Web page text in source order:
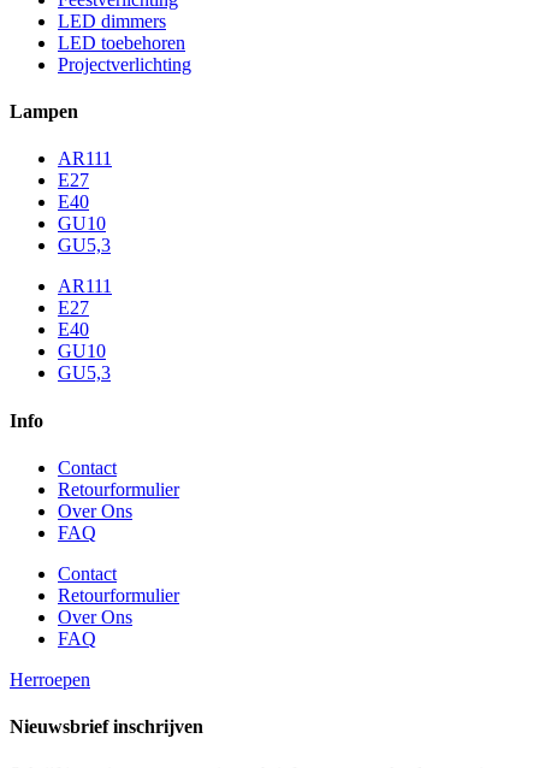
LED dimmers
LED toebehoren
Projectverlichting
Lampen
AR111
E27
E40
GU10
GU5,3
AR111
E27
E40
GU10
GU5,3
Info
Contact
Retourformulier
Over Ons
FAQ
Contact
Retourformulier
Over Ons
FAQ
Herroepen
Nieuwsbrief inschrijven